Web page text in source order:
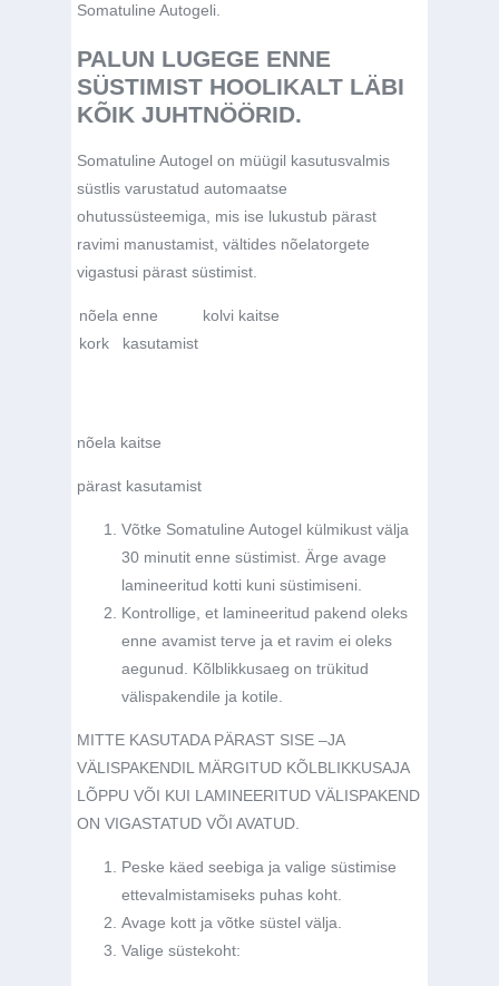
Somatuline Autogeli.
PALUN LUGEGE ENNE
SÜSTIMIST HOOLIKALT LÄBI
KÕIK JUHTNÖÖRID.
Somatuline Autogel on müügil kasutusvalmis
süstlis varustatud automaatse
ohutussüsteemiga, mis ise lukustub pärast
ravimi manustamist, vältides nõelatorgete
vigastusi pärast süstimist.
nõela enne
kolvi kaitse
kork
kasutamist
nõela kaitse
pärast kasutamist
Võtke Somatuline Autogel külmikust välja
30 minutit enne süstimist. Ärge avage
lamineeritud kotti kuni süstimiseni.
Kontrollige, et lamineeritud pakend oleks
enne avamist terve ja et ravim ei oleks
aegunud. Kõlblikkusaeg on trükitud
välispakendile ja kotile.
MITTE KASUTADA PÄRAST SISE –JA
VÄLISPAKENDIL MÄRGITUD KÕLBLIKKUSAJA
LÕPPU VÕI KUI LAMINEERITUD VÄLISPAKEND
ON VIGASTATUD VÕI AVATUD.
Peske käed seebiga ja valige süstimise
ettevalmistamiseks puhas koht.
Avage kott ja võtke süstel välja.
Valige süstekoht: